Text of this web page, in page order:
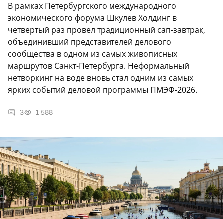
В рамках Петербургского международного
экономического форума Шкулев Холдинг в
четвертый раз провел традиционный сап-завтрак,
объединивший представителей делового
сообщества в одном из самых живописных
маршрутов Санкт-Петербурга. Неформальный
нетворкинг на воде вновь стал одним из самых
ярких событий деловой программы ПМЭФ-2026.
3 1 588